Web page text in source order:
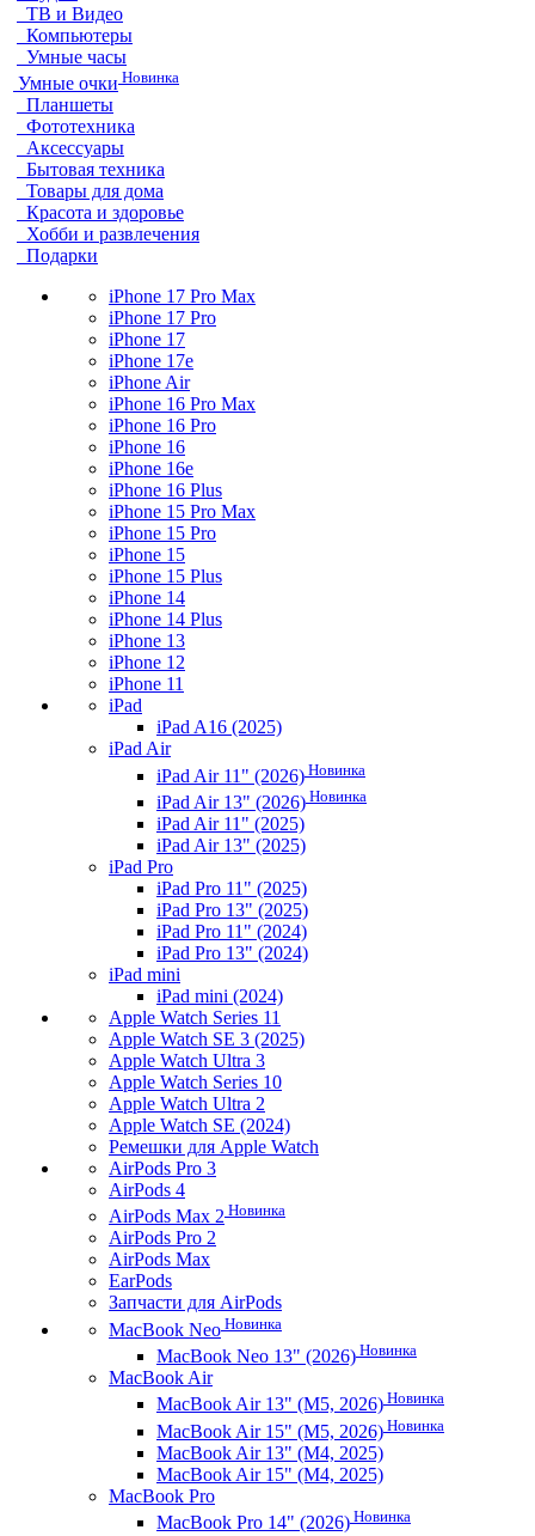
ТВ и Видео
Компьютеры
Умные часы
Умные очки Новинка
Планшеты
Фототехника
Аксессуары
Бытовая техника
Товары для дома
Красота и здоровье
Хобби и развлечения
Подарки
iPhone 17 Pro Max
iPhone 17 Pro
iPhone 17
iPhone 17e
iPhone Air
iPhone 16 Pro Max
iPhone 16 Pro
iPhone 16
iPhone 16e
iPhone 16 Plus
iPhone 15 Pro Max
iPhone 15 Pro
iPhone 15
iPhone 15 Plus
iPhone 14
iPhone 14 Plus
iPhone 13
iPhone 12
iPhone 11
iPad
iPad A16 (2025)
iPad Air
iPad Air 11" (2026) Новинка
iPad Air 13" (2026) Новинка
iPad Air 11" (2025)
iPad Air 13" (2025)
iPad Pro
iPad Pro 11" (2025)
iPad Pro 13" (2025)
iPad Pro 11" (2024)
iPad Pro 13" (2024)
iPad mini
iPad mini (2024)
Apple Watch Series 11
Apple Watch SE 3 (2025)
Apple Watch Ultra 3
Apple Watch Series 10
Apple Watch Ultra 2
Apple Watch SE (2024)
Ремешки для Apple Watch
AirPods Pro 3
AirPods 4
AirPods Max 2 Новинка
AirPods Pro 2
AirPods Max
EarPods
Запчасти для AirPods
MacBook Neo Новинка
MacBook Neo 13" (2026) Новинка
MacBook Air
MacBook Air 13" (M5, 2026) Новинка
MacBook Air 15" (M5, 2026) Новинка
MacBook Air 13" (M4, 2025)
MacBook Air 15" (M4, 2025)
MacBook Pro
MacBook Pro 14" (2026) Новинка